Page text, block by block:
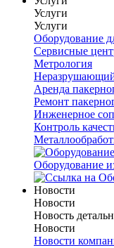
Услуги
Услуги
Оборудование
Сервисные
Метрология
Аренда
Ремонт
Инженерное
Контроль
Оборудование
Новости
Новости
Новость
Новости
Новости